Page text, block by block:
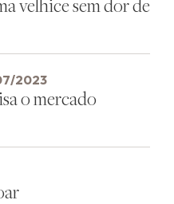
velhice sem dor de
2023
o mercado